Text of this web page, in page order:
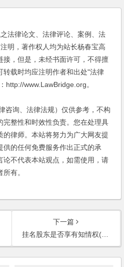
法律论文、法律评论、案例、法
明，著作权人均为站长杨春宝高
接，但是，未经书面许可，不得擅
转载时均应注明作者和出处"法律
http://www.LawBridge.org。
询、法律法规）仅供参考，不构
完整性和时效性负责。您在处理具
的律师。本站将努力为广大网友提
供的任何免费服务作出正式的承
论不代表本站观点，如需使用，请
有。
下一篇
挂名股东是否享有知情权(2007)